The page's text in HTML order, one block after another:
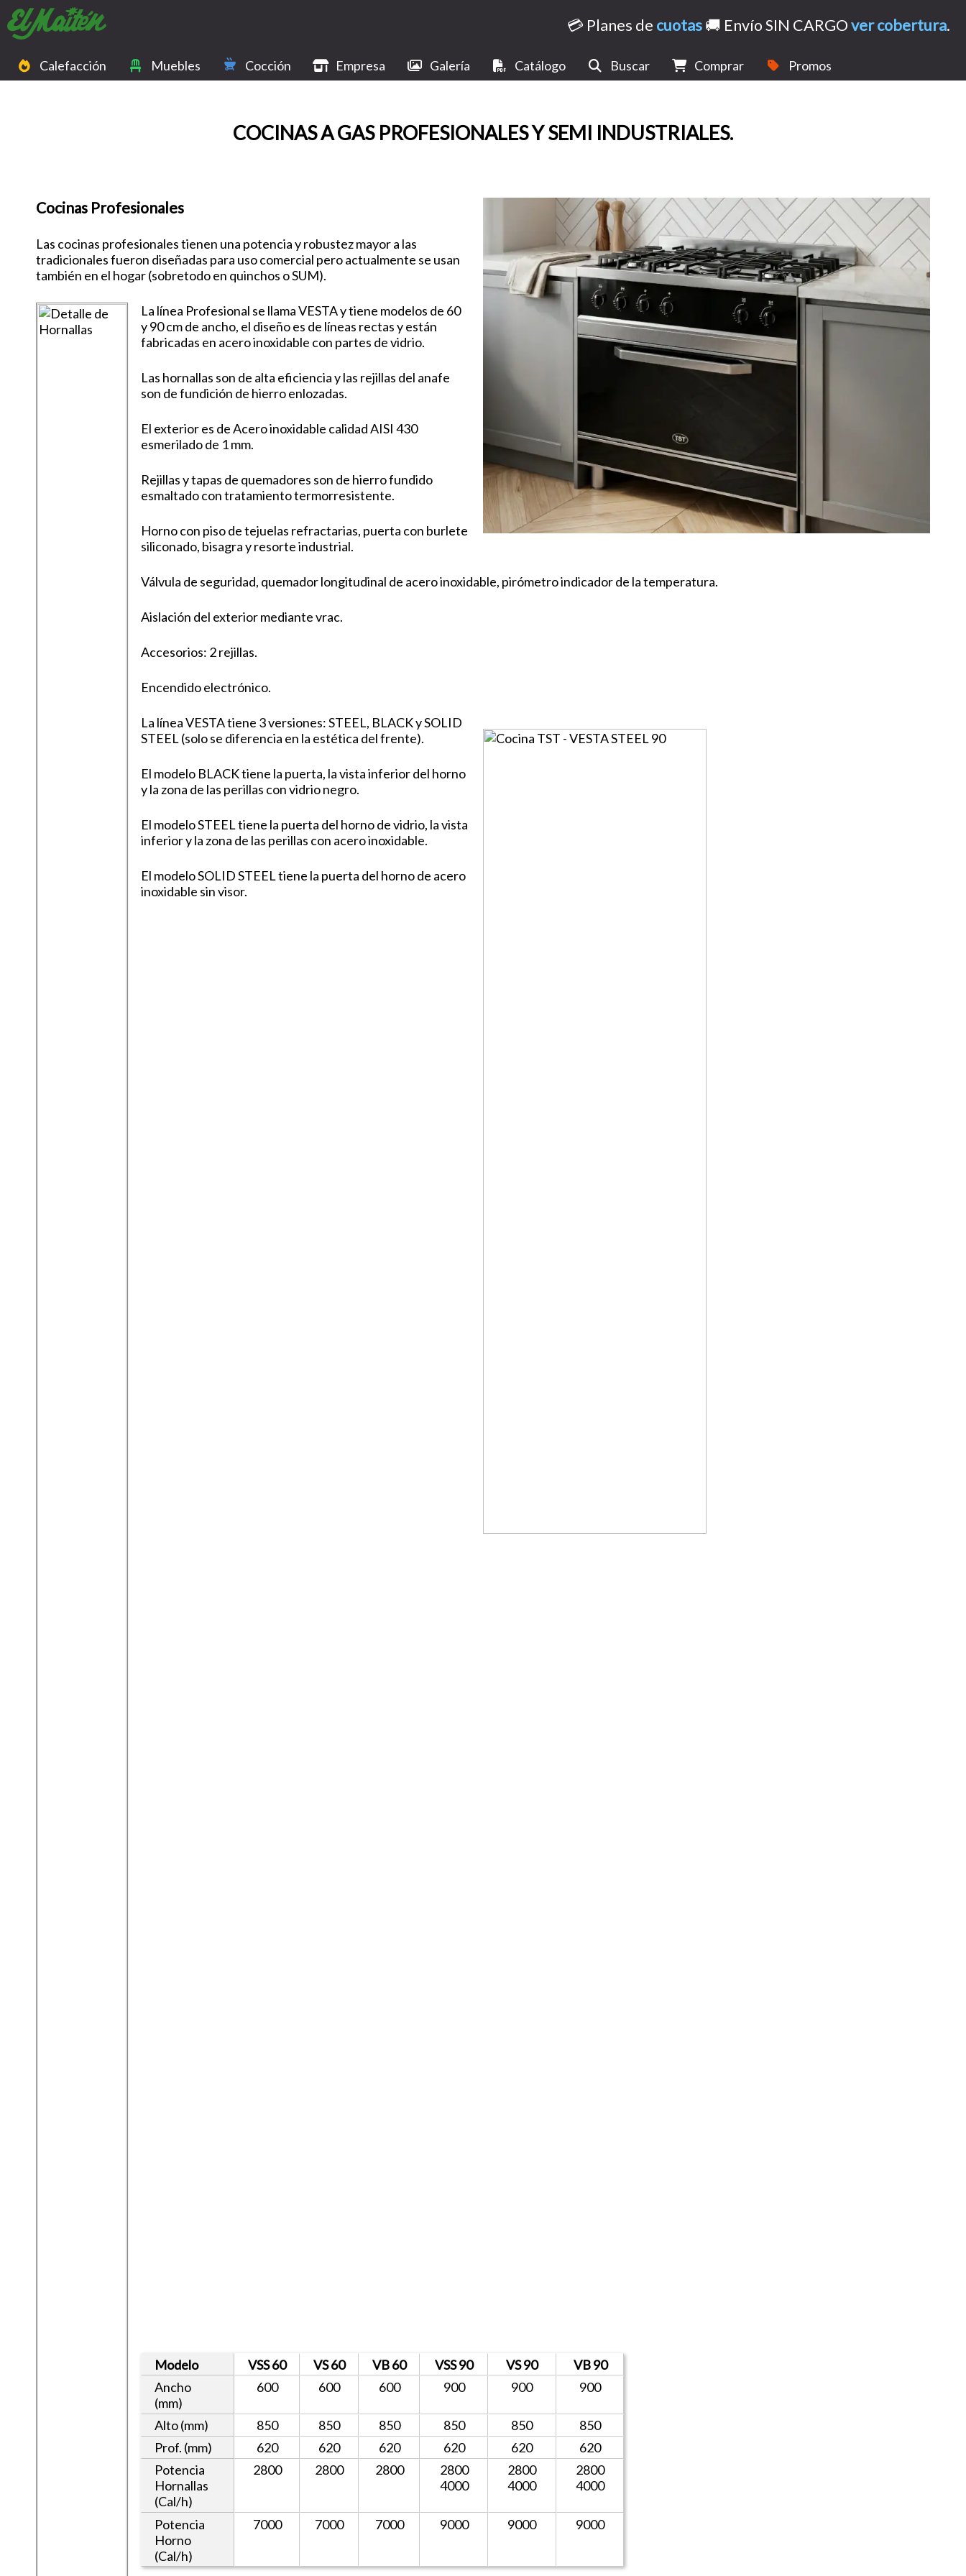
💳 Planes de cuotas🚚 Envío SIN CARGOver cobertura.
Calefacción Muebles Cocción Empresa Galería Catálogo Buscar Comprar Promos
COCINAS A GAS PROFESIONALES Y SEMI INDUSTRIALES.
Cocinas Profesionales
Las cocinas profesionales tienen una potencia y robustez mayor a las
tradicionales fueron diseñadas para uso comercial pero actualmente se usan
también en el hogar (sobretodo en quinchos o SUM).
La línea Profesional se llama VESTA y tiene modelos de 60
y 90 cm de ancho, el diseño es de líneas rectas y están
fabricadas en acero inoxidable con partes de vidrio.
Las hornallas son de alta eficiencia y las rejillas del anafe
son de fundición de hierro enlozadas.
El exterior es de Acero inoxidable calidad AISI 430
esmerilado de 1 mm.
Rejillas y tapas de quemadores son de hierro fundido
esmaltado con tratamiento termorresistente.
Horno con piso de tejuelas refractarias, puerta con burlete
siliconado, bisagra y resorte industrial.
Válvula de seguridad, quemador longitudinal de acero inoxidable, pirómetro indicador de la temperatura.
Aislación del exterior mediante vrac.
Accesorios: 2 rejillas.
Encendido electrónico.
La línea VESTA tiene 3 versiones: STEEL, BLACK y SOLID
STEEL (solo se diferencia en la estética del frente).
El modelo BLACK tiene la puerta, la vista inferior del horno
y la zona de las perillas con vidrio negro.
El modelo STEEL tiene la puerta del horno de vidrio, la vista
inferior y la zona de las perillas con acero inoxidable.
El modelo SOLID STEEL tiene la puerta del horno de acero
inoxidable sin visor.
Modelo VSS 60 VS 60 VB 60 VSS 90 VS 90
VB 90
Ancho
(mm)
600 600 600 900 900 900
Alto (mm) 850 850 850 850 850
850
Prof. (mm)
620 620 620 620 620
620
Potencia
Hornallas
(Cal/h)
2800 2800 2800
2800
4000
2800
4000
2800
4000
Potencia
Horno
(Cal/h)
7000 7000 7000 9000 9000 9000